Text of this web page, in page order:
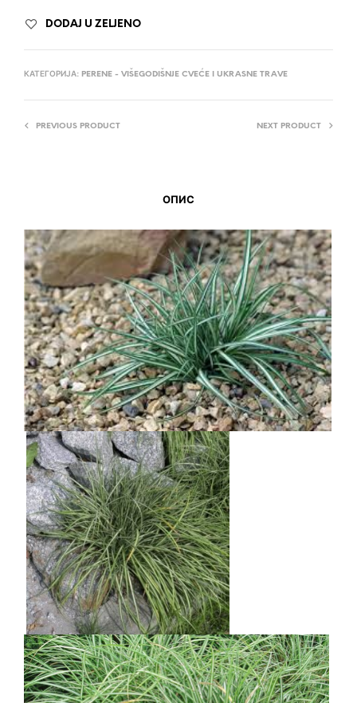
DODAJ U ZELJENO
КАТЕГОРИЈА: PERENE - VIŠEGODIŠNJE CVEĆE I UKRASNE TRAVE
PREVIOUS PRODUCT NEXT PRODUCT
ОПИС